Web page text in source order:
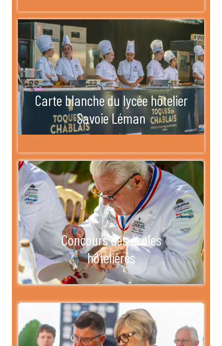
Carte blanche du lycée hôtelier
Savoie Léman
Concours des écoles
hôtelières